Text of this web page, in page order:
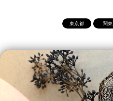
東京都 関東